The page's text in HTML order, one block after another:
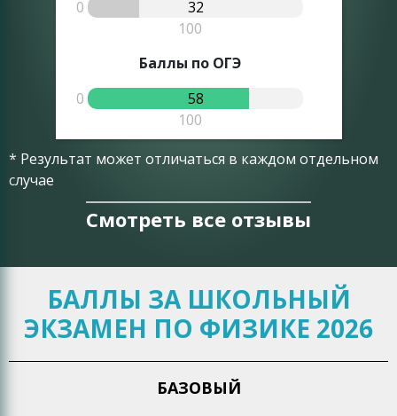
0
32
100
Баллы по ОГЭ
0
58
100
* Результат может отличаться в каждом отдельном
случае
Смотреть все отзывы
БАЛЛЫ ЗА ШКОЛЬНЫЙ
ЭКЗАМЕН ПО ФИЗИКЕ 2026
БАЗОВЫЙ